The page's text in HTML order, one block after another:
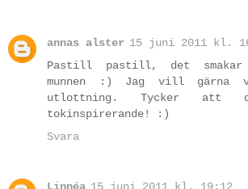
annas alster 15 juni 2011 kl.
Pastill pastill, det
munnen :) Jag vill gärna
utlottning. Tycker att
tokinspirerande! :)
Svara